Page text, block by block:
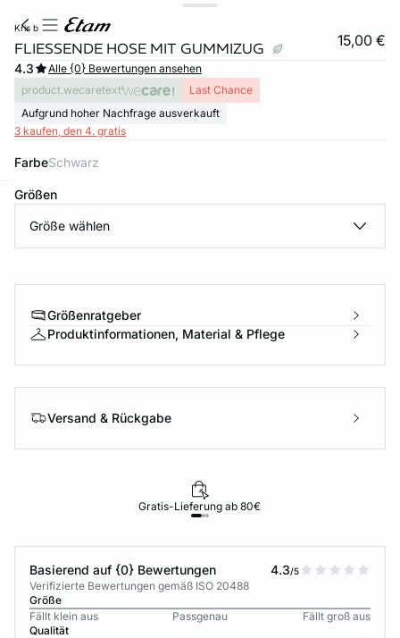
kris b
FLIESSENDE HOSE MIT GUMMIZUG 15,00 €
4.3
Alle {0} Bewertungen ansehen
product.wecaretext
Last Chance
Aufgrund hoher Nachfrage ausverkauft
3 kaufen, den 4. gratis
Farbe schwarz
Größen
Größe wählen
Größenratgeber
Produktinformationen, Material & Pflege
Versand & Rückgabe
Gratis-Lieferung ab 80€
Basierend auf {0} Bewertungen 4.3/5
Verifizierte Bewertungen gemäß ISO 20488
Größe
Fällt klein aus
Passgenau
Fällt groß aus
Qualität